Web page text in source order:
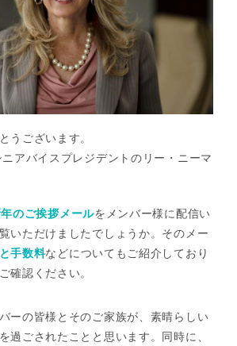
うございます。
アバイスプレジデントのリー・ニーマ
のご挨拶メールをメンバー様に配信い
いただけましたでしょうか。そのメー
手数料などについてもご紹介しており
確認ください。
ーの皆様とそのご家族が、素晴らしい
過ごされたことと思います。同時に、